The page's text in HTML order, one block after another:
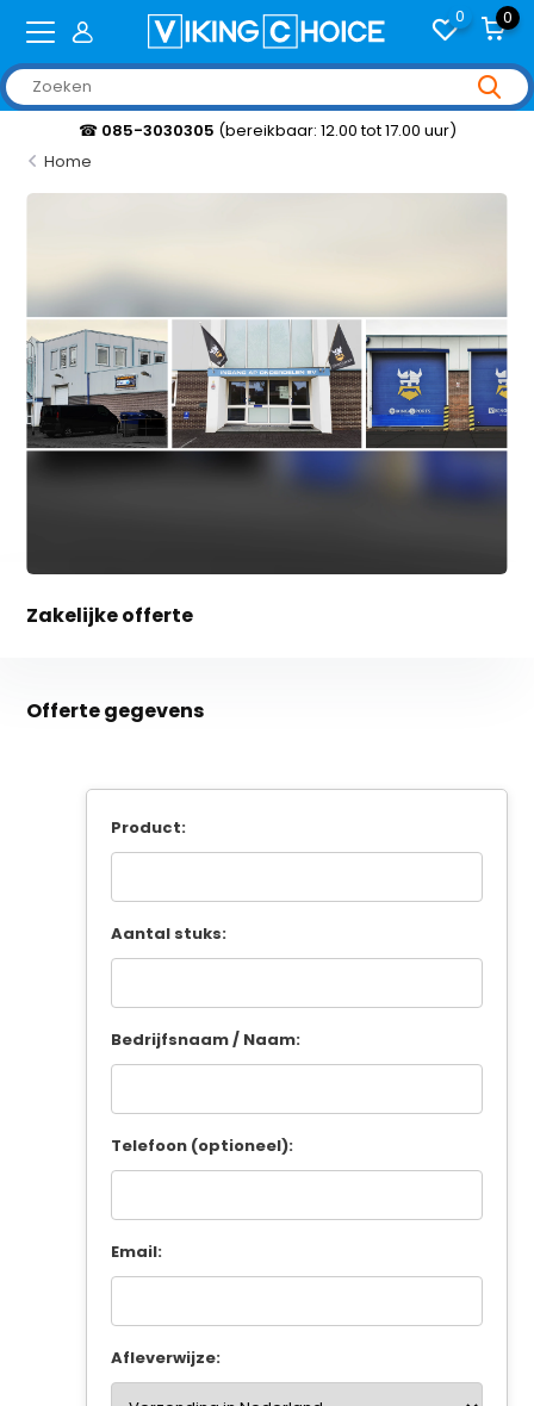
0 0
☎ 085-3030305 (bereikbaar: 12.00 tot 17.00 uur)
Home
Zakelijke offerte
Offerte gegevens
Product:
Aantal stuks:
Bedrijfsnaam / Naam:
Telefoon (optioneel):
Email:
Afleverwijze: